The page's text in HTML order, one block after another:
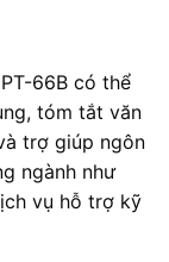
66B có thể
tóm tắt văn
trợ giúp ngôn
ngành như
vụ hỗ trợ kỹ